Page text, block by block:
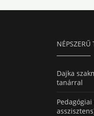
Dajka
tanárral